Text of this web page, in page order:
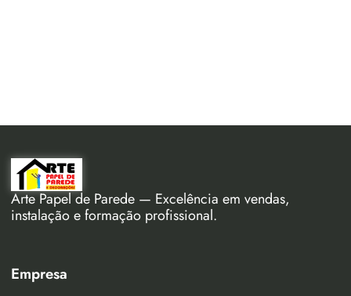
Arte Papel de Parede — Excelência em vendas,
instalação e formação profissional.
Empresa